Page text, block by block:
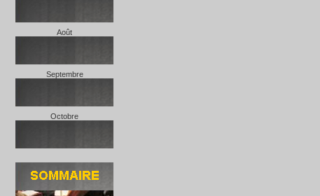
Août
Septembre
Octobre